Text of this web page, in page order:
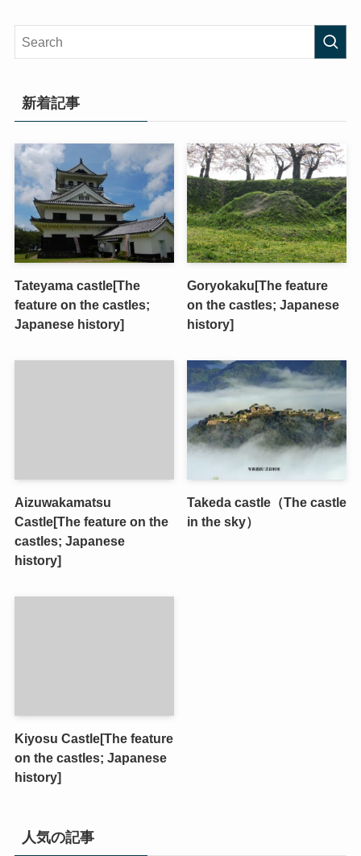
新着記事
Tateyama castle[The
feature on the castles;
Japanese history]
Goryokaku[The feature
on the castles; Japanese
history]
Aizuwakamatsu
Castle[The feature on the
castles; Japanese
history]
Takeda castle（The castle
in the sky）
Kiyosu Castle[The feature
on the castles; Japanese
history]
人気の記事